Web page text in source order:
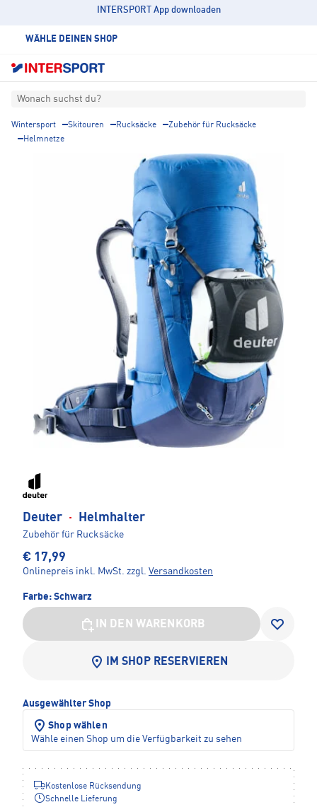
INTERSPORT App downloaden
WÄHLE DEINEN SHOP
Wonach suchst du?
Wintersport Skitouren Rucksäcke
Zubehör für Rucksäcke
Helmnetze
Deuter · Helmhalter
Zubehör für Rucksäcke
€ 17,99
Onlinepreis inkl. MwSt. zzgl. Versandkosten
Farbe: Schwarz
IN DEN WARENKORB
IM SHOP RESERVIEREN
Ausgewählter Shop
Shop wählen
Wähle einen Shop um die Verfügbarkeit zu sehen
Kostenlose Rücksendung
Schnelle Lieferung